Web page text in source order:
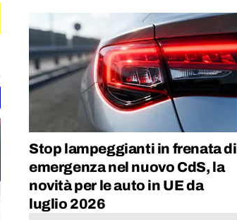
Stop lampeggianti in frenata di
emergenza nel nuovo CdS, la
novità per le auto in UE da
luglio 2026